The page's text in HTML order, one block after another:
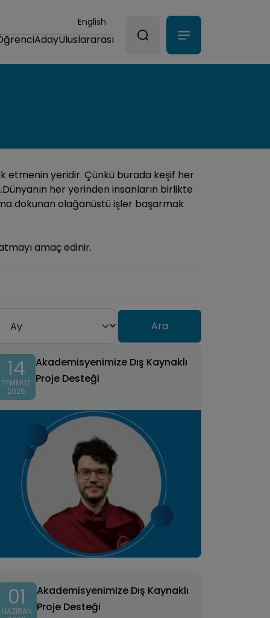
English
AdayUluslararası
etmenin yeridir. Çünkü burada keşif her
her yerinden insanların birlikte
dokunan olağanüstü işler başarmak
amaç edinir.
14
TEMMUZ
2026
Akademisyenimize Dış Kaynaklı
Proje Desteği
01
HAZIRAN
Akademisyenimize Dış Kaynaklı
Proje Desteği